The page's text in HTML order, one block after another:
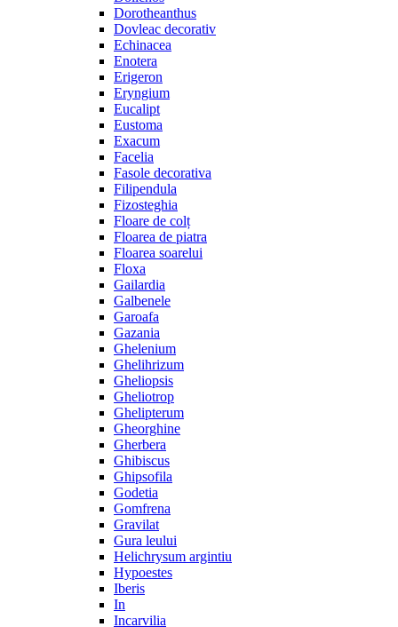
Dorotheanthus
Dovleac decorativ
Echinacea
Enotera
Erigeron
Eryngium
Eucalipt
Eustoma
Exacum
Facelia
Fasole decorativa
Filipendula
Fizosteghia
Floare de colț
Floarea de piatra
Floarea soarelui
Floxa
Gailardia
Galbenele
Garoafa
Gazania
Ghelenium
Ghelihrizum
Gheliopsis
Gheliotrop
Ghelipterum
Gheorghine
Gherbera
Ghibiscus
Ghipsofila
Godetia
Gomfrena
Gravilat
Gura leului
Helichrysum argintiu
Hypoestes
Iberis
In
Incarvilia